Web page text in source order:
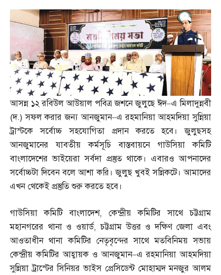
আসন্ন ১২ রবিউল আউয়াল পবিত্র জশনে জুলুছে ঈদ–এ মিলাদুন্নবী
(দ.)সফল করার জন্য আনজুমান–এ রহমানিয়া আহমদিয়া সুন্নিয়া
ট্রাস্টকে সর্বোচ্চ সহযোগিতা প্রদান করতে হবে। জুলুছসহ
আনজুমানের যাবতীয় কর্মসূচি বাস্তবায়নে গাউসিয়া কমিটি
বাংলাদেশের ভাইয়েরা সর্বদা প্রস্তুত থাকে। এবারও আপনাদের
সর্বোচ্চটা দিবেন বলে আশা করি। জুলুছ খুবই সন্নিকটে। আমাদের
এখন থেকেই প্রস্তুতি শুরু করতে হবে।
গাউসিয়া কমিটি বাংলাদেশ, কেন্দ্রীয় কমিটির সাথে চট্টগ্রাম
মহানগরের থানা ও ওয়ার্ড,চট্টগ্রাম উত্তর ও দক্ষিণ জেলা এবং
আওতাধীন থানা কমিটির নেতৃবৃন্দের সাথে মতবিনিময় সভায়
কেন্দ্রীয় কমিটির আহ্বায়ক ও আনজুমান–এ রহমানিয়া আহমদিয়া
সুন্নিয়া ট্রাস্টের সিনিয়র ভাইস প্রেসিডেন্ট মোহাম্মদ মনজুর আলম